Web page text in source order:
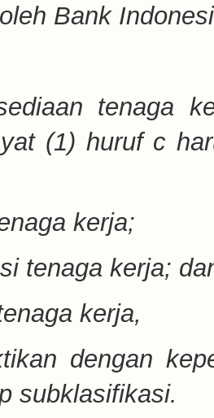
Bank
tenaga
(1) huruf c
kerja;
tenaga kerja;
kerja,
dengan
subklasifikasi.